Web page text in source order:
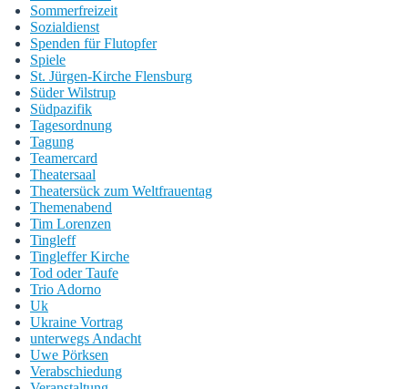
Sommerfreizeit
Sozialdienst
Spenden für Flutopfer
Spiele
St. Jürgen-Kirche Flensburg
Süder Wilstrup
Südpazifik
Tagesordnung
Tagung
Teamercard
Theatersaal
Theatersück zum Weltfrauentag
Themenabend
Tim Lorenzen
Tingleff
Tingleffer Kirche
Tod oder Taufe
Trio Adorno
Uk
Ukraine Vortrag
unterwegs Andacht
Uwe Pörksen
Verabschiedung